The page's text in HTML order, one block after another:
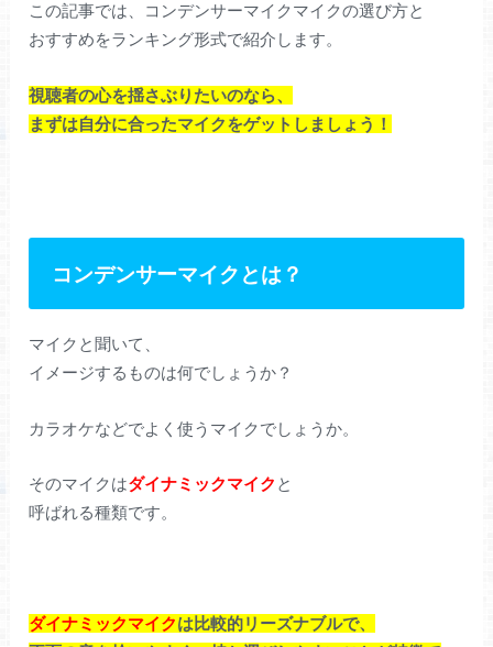
この記事では、コンデンサーマイクマイクの選び方と
おすすめをランキング形式で紹介します。
視聴者の心を揺さぶりたいのなら、
まずは自分に合ったマイクをゲットしましょう！
コンデンサーマイクとは？
マイクと聞いて、
イメージするものは何でしょうか？
カラオケなどでよく使うマイクでしょうか。
そのマイクはダイナミックマイク と
呼ばれる種類です。
ダイナミックマイクは比較的リーズナブルで、